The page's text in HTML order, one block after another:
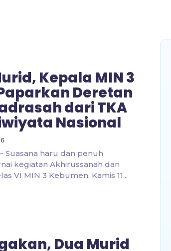
Kepala MIN 3
Deretan
dari TKA
Nasional
Suasana haru dan penuh
kegiatan Akhirussanah dan
VI MIN 3 Kebumen, Kamis 11...
Dua Murid